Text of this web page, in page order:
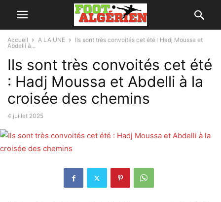
Accueil A LA UNE
Ils sont très convoités cet été : Hadj Moussa et
Abdelli à...
Ils sont très convoités cet été
: Hadj Moussa et Abdelli à la
croisée des chemins
4 juillet 2025